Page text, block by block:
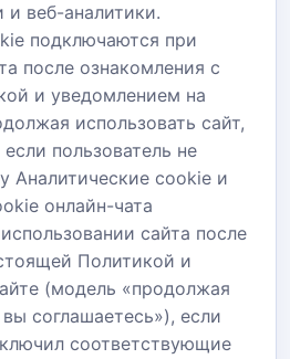
и веб-аналитики.
подключаются при
после ознакомления с
и уведомлением на
использовать сайт,
пользователь не
Аналитические cookie и
онлайн-чата
сайта после
Политикой и
(модель «продолжая
соглашаетесь»), если
соответствующие